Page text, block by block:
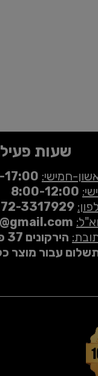
שעות
חמישי: 17:00
8:00-12:00
3317929
הירקונים 37 פ"ת
עבור מוצר